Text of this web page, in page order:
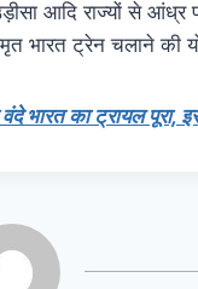
आदि राज्यों से आंध्र
भारत ट्रेन चलाने की
का ट्रायल पूरा, इस